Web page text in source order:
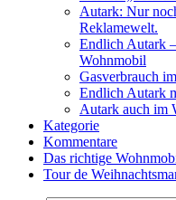
Autark: Nur
Reklamewelt.
Endlich Autark
Wohnmobil
Gasverbrauch
Endlich Autark
Autark auch im
Kategorie
Kommentare
Das richtige
Tour de